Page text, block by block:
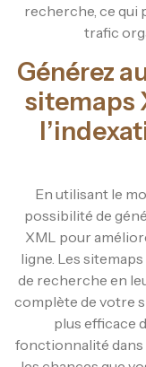
recherche, ce qui
trafic
Générez
sitemaps
En utilisant le
possibilité de
XML pour
ligne. Les
de recherche en
complète de votre
plus efficace
fonctionnalité dans